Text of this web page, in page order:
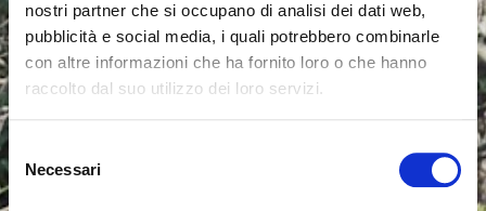
nostri partner che si occupano di analisi dei dati web,
pubblicità e social media, i quali potrebbero combinarle
con altre informazioni che ha fornito loro o che hanno
raccolto dal suo utilizzo dei loro servizi.
del
consenso
Necessari
Seems like you’re browsing from Close